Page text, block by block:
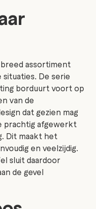
assortiment
De serie
borduurt voort op
van de
dat gezien mag
prachtig afgewerkt
Dit maakt het
en veelzijdig.
sluit daardoor
de gevel